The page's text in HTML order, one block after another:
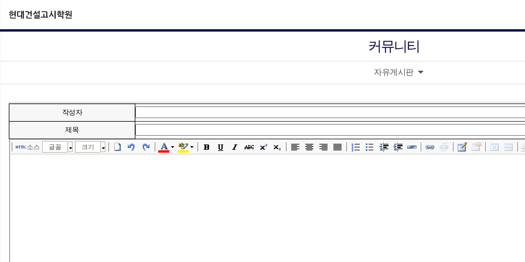
커뮤니티
자유게시판arrow_drop_down
작성자
제목
소스 글꼴 크기